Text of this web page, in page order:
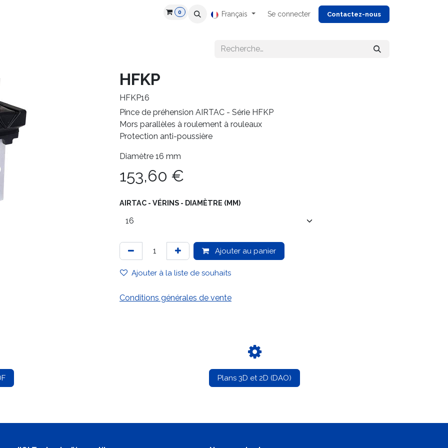
Recrutement Ressources
0 Français Se connecter Contactez-nous
HFKP
HFKP16
Pince de préhension AIRTAC - Série HFKP
Mors parallèles à roulement à rouleaux
Protection anti-poussière
Diamètre 16 mm
153,60 €
AIRTAC - VÉRINS - DIAMÈTRE (MM)
Ajouter au panier
Ajouter à la liste de souhaits
Conditions générales de vente
Plans 3D et 2D (DAO)